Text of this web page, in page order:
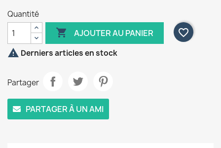
Quantité
 AJOUTER AU PANIER
favorite_border
 Derniers articles en stock
Partager
PARTAGER À UN AMI